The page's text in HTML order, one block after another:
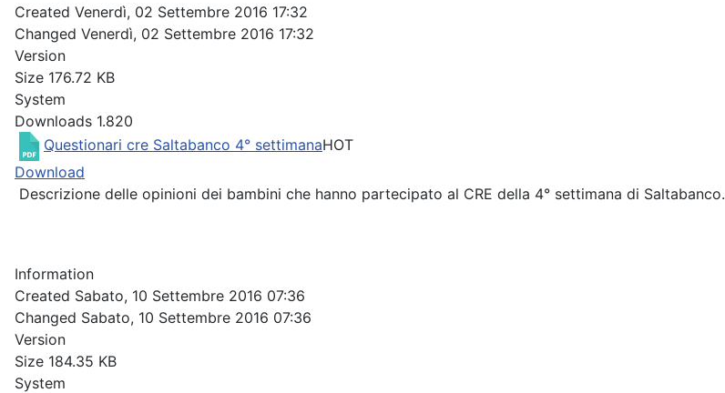
Created Venerdì, 02 Settembre 2016 17:32
Changed Venerdì, 02 Settembre 2016 17:32
Version
Size 176.72 KB
System
Downloads 1.820
Questionari cre Saltabanco 4° settimanaHOT
Download
Descrizione delle opinioni dei bambini che hanno partecipato al CRE della 4° settimana di Saltabanco.
Information
Created Sabato, 10 Settembre 2016 07:36
Changed Sabato, 10 Settembre 2016 07:36
Version
Size 184.35 KB
System